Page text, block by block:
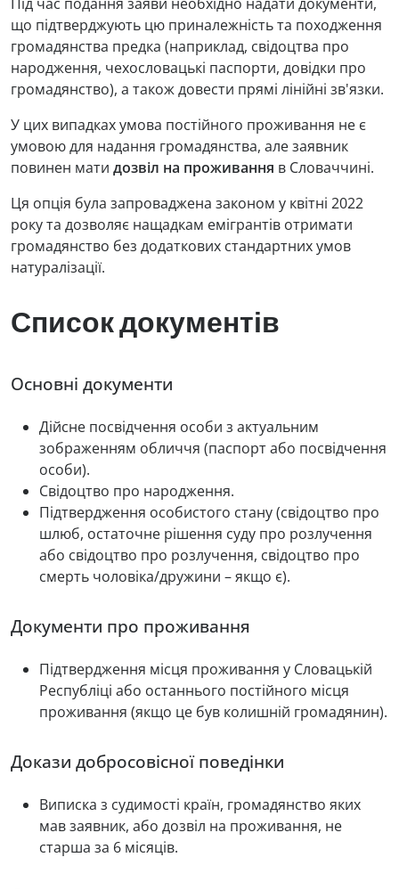
що підтверджують цю приналежність та походження
громадянства предка (наприклад, свідоцтва про
народження, чехословацькі паспорти, довідки про
громадянство), а також довести прямі лінійні зв'язки.
У цих випадках умова постійного проживання не є
умовою для надання громадянства, але заявник
повинен мати дозвіл на проживання в Словаччині.
Ця опція була запроваджена законом у квітні 2022
року та дозволяє нащадкам емігрантів отримати
громадянство без додаткових стандартних умов
натуралізації.
Список документів
Основні документи
Дійсне посвідчення особи з актуальним
зображенням обличчя (паспорт або посвідчення
особи).
Свідоцтво про народження.
Підтвердження особистого стану (свідоцтво про
шлюб, остаточне рішення суду про розлучення
або свідоцтво про розлучення, свідоцтво про
смерть чоловіка/дружини – якщо є).
Документи про проживання
Підтвердження місця проживання у Словацькій
Республіці або останнього постійного місця
проживання (якщо це був колишній громадянин).
Докази добросовісної поведінки
Виписка з судимості країн, громадянство яких
мав заявник, або дозвіл на проживання, не
старша за 6 місяців.